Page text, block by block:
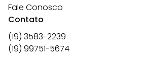
Fale Conosco
Contato
(19) 3583-2239
(19) 99751-5674